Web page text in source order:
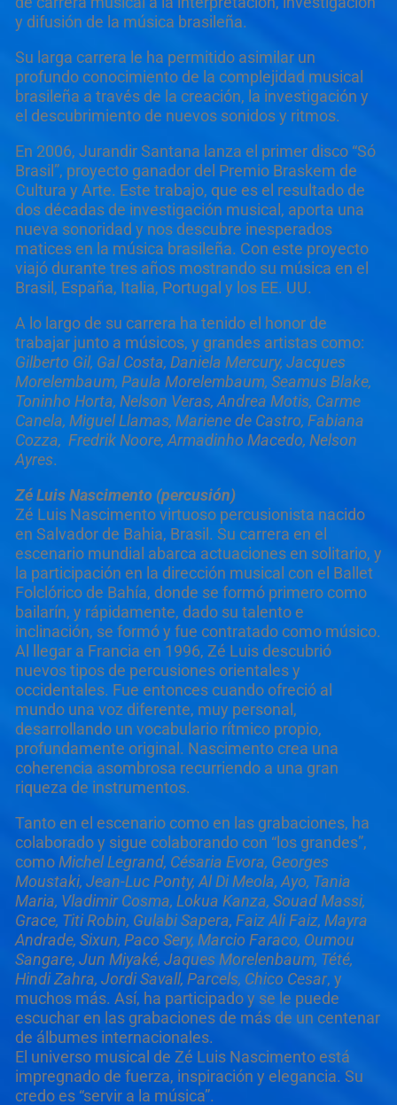
y difusión de la música brasileña.
Su larga carrera le ha permitido asimilar un
profundo conocimiento de la complejidad musical
brasileña a través de la creación, la investigación y
el descubrimiento de nuevos sonidos y ritmos.
En 2006, Jurandir Santana lanza el primer disco “Só
Brasil”, proyecto ganador del Premio Braskem de
Cultura y Arte. Este trabajo, que es el resultado de
dos décadas de investigación musical, aporta una
nueva sonoridad y nos descubre inesperados
matices en la música brasileña. Con este proyecto
viajó durante tres años mostrando su música en el
Brasil, España, Italia, Portugal y los EE. UU.
A lo largo de su carrera ha tenido el honor de
trabajar junto a músicos, y grandes artistas como:
Gilberto Gil, Gal Costa, Daniela Mercury, Jacques
Morelembaum, Paula Morelembaum, Seamus Blake,
Toninho Horta, Nelson Veras, Andrea Motis, Carme
Canela, Miguel Llamas, Mariene de Castro, Fabiana
Cozza, Fredrik Noore, Armadinho Macedo, Nelson
Ayres.
Zé Luis Nascimento (percusión)
Zé Luis Nascimento virtuoso percusionista nacido
en Salvador de Bahia, Brasil. Su carrera en el
escenario mundial abarca actuaciones en solitario, y
la participación en la dirección musical con el Ballet
Folclórico de Bahía, donde se formó primero como
bailarín, y rápidamente, dado su talento e
inclinación, se formó y fue contratado como músico.
Al llegar a Francia en 1996, Zé Luis descubrió
nuevos tipos de percusiones orientales y
occidentales. Fue entonces cuando ofreció al
mundo una voz diferente, muy personal,
desarrollando un vocabulario rítmico propio,
profundamente original. Nascimento crea una
coherencia asombrosa recurriendo a una gran
riqueza de instrumentos.
Tanto en el escenario como en las grabaciones, ha
colaborado y sigue colaborando con “los grandes”,
comoMichel Legrand, Césaria Evora, Georges
Moustaki, Jean-Luc Ponty, Al Di Meola, Ayo, Tania
Maria, Vladimir Cosma, Lokua Kanza, Souad Massi,
Grace, Titi Robin, Gulabi Sapera, Faiz Ali Faiz, Mayra
Andrade, Sixun, Paco Sery, Marcio Faraco, Oumou
Sangare, Jun Miyaké, Jaques Morelenbaum, Tété,
Hindi Zahra, Jordi Savall, Parcels, Chico Cesar, y
muchos más. Así, ha participado y se le puede
escuchar en las grabaciones de más de un centenar
de álbumes internacionales.
El universo musical de Zé Luis Nascimento está
impregnado de fuerza, inspiración y elegancia. Su
credo es “servir a la música”.